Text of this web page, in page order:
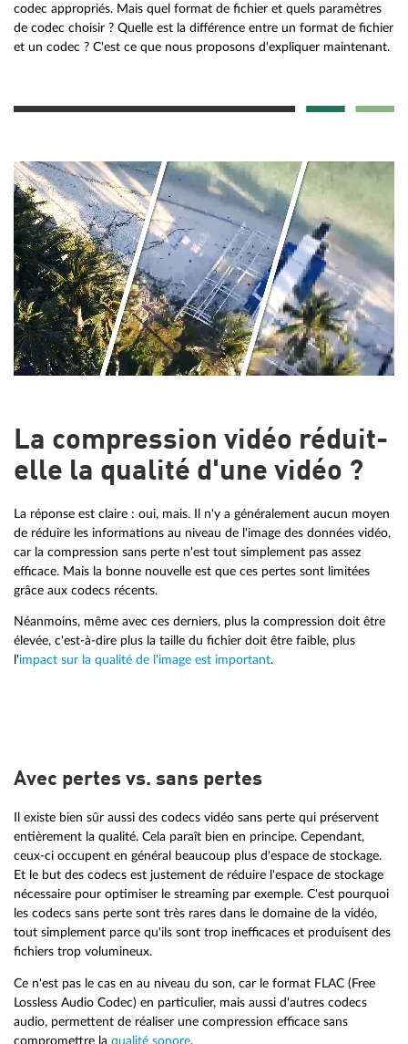
codec appropriés. Mais quel format de fichier et quels paramètres
de codec choisir ? Quelle est la différence entre un format de fichier
et un codec ? C'est ce que nous proposons d'expliquer maintenant.
La compression vidéo réduit-
elle la qualité d'une vidéo ?
La réponse est claire : oui, mais. Il n'y a généralement aucun moyen
de réduire les informations au niveau de l'image des données vidéo,
car la compression sans perte n'est tout simplement pas assez
efficace. Mais la bonne nouvelle est que ces pertes sont limitées
grâce aux codecs récents.
Néanmoins, même avec ces derniers, plus la compression doit être
élevée, c'est-à-dire plus la taille du fichier doit être faible, plus
l'impact sur la qualité de l'image est important.
Avec pertes vs. sans pertes
Il existe bien sûr aussi des codecs vidéo sans perte qui préservent
entièrement la qualité. Cela paraît bien en principe. Cependant,
ceux-ci occupent en général beaucoup plus d'espace de stockage.
Et le but des codecs est justement de réduire l'espace de stockage
nécessaire pour optimiser le streaming par exemple. C'est pourquoi
les codecs sans perte sont très rares dans le domaine de la vidéo,
tout simplement parce qu'ils sont trop inefficaces et produisent des
fichiers trop volumineux.
Ce n'est pas le cas en au niveau du son, car le format FLAC (Free
Lossless Audio Codec) en particulier, mais aussi d'autres codecs
audio, permettent de réaliser une compression efficace sans
compromettre la qualité sonore.